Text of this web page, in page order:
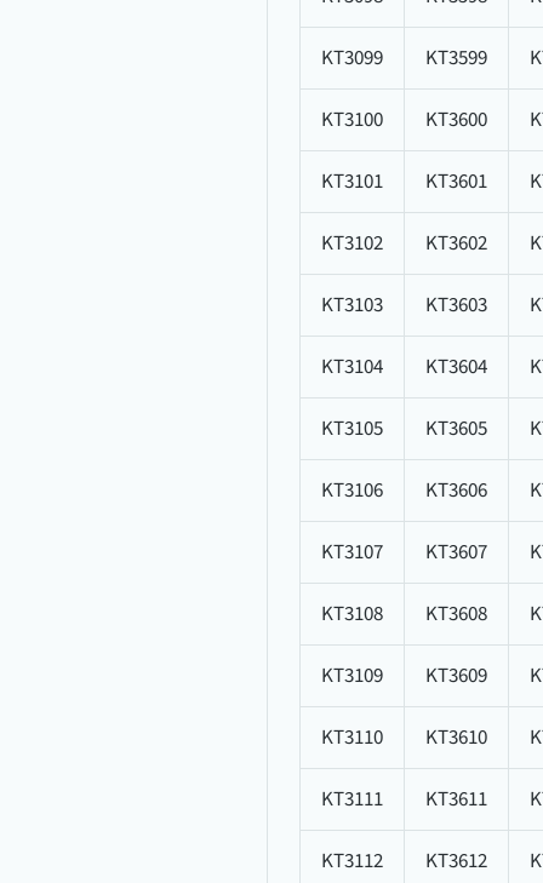
KT3099 KT3599
KT3100 KT3600
KT3101 KT3601
KT3102 KT3602
KT3103 KT3603
KT3104 KT3604
KT3105 KT3605
KT3106 KT3606
KT3107 KT3607
KT3108 KT3608
KT3109 KT3609
KT3110 KT3610
KT3111 KT3611
KT3112 KT3612